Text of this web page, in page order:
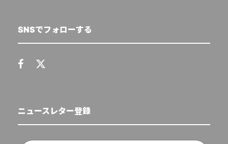
SNSでフォローする
ニュースレター登録